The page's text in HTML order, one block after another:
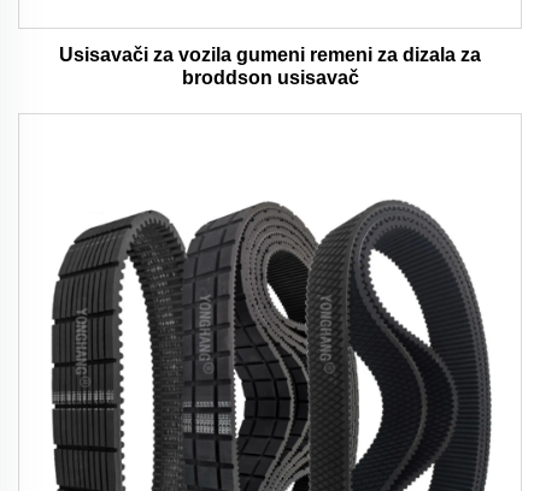
Usisavači za vozila gumeni remeni za dizala za
broddson usisavač